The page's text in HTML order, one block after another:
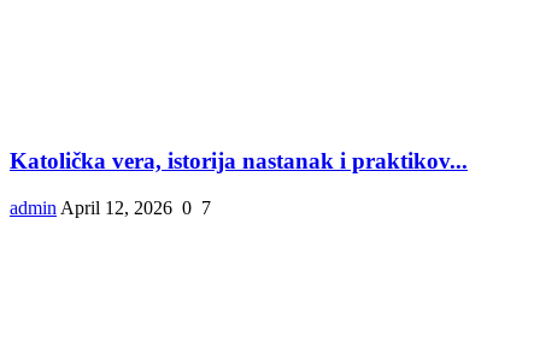
Katolička vera, istorija nastanak i praktikov...
admin April 12, 2026 0 7